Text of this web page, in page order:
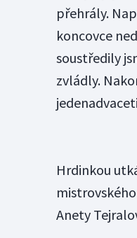
přehrály.
koncovce
soustředily
zvládly.
Hrdinkou
Anety